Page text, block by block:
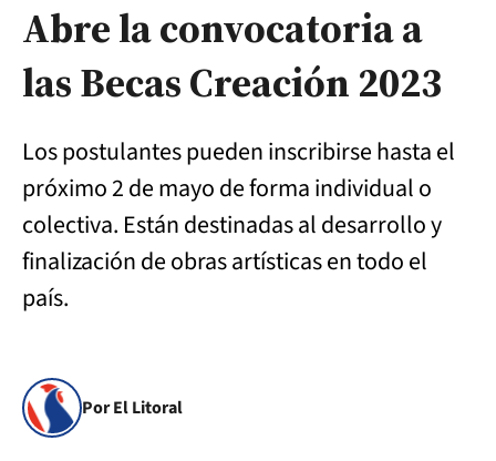
Abre la convocatoria a
las Becas Creación 2023
Los postulantes pueden inscribirse hasta el
próximo 2 de mayo de forma individual o
colectiva. Están destinadas al desarrollo y
finalización de obras artísticas en todo el
país.
Por El Litoral